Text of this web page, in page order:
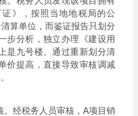
》，按照当地地税局的公
算单位，而鉴证报告只划分
步分析，独立办理《建设用
是九号楼。通过重新划分清
价提高，直接导致审核调减
经税务人员审核，A项目销